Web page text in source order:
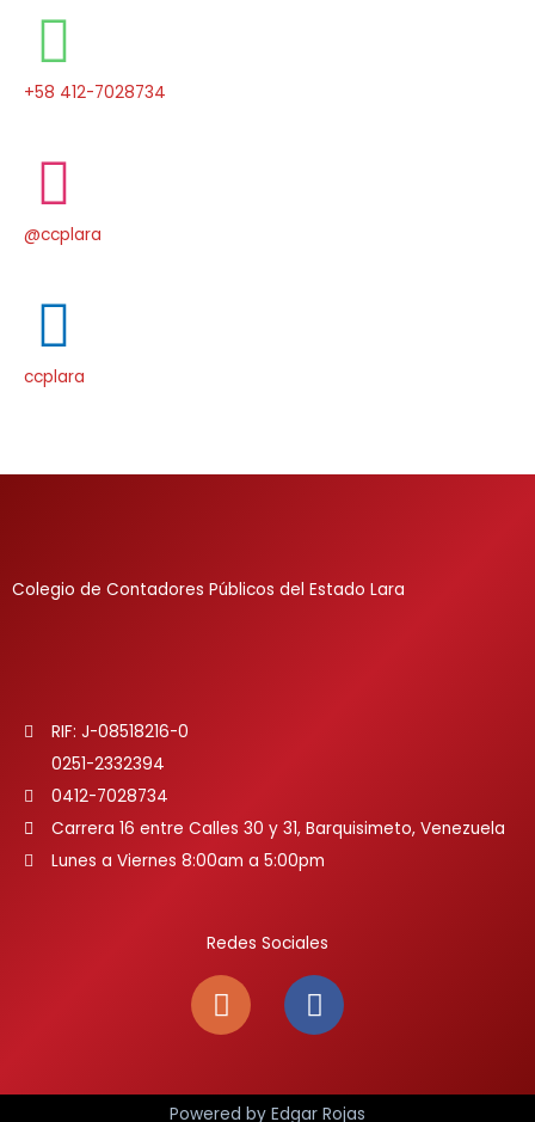
+58 412-7028734
@ccplara
ccplara
Colegio de Contadores Públicos del Estado Lara
RIF: J-08518216-0
0251-2332394
0412-7028734
Carrera 16 entre Calles 30 y 31, Barquisimeto, Venezuela
Lunes a Viernes 8:00am a 5:00pm
Redes Sociales
I
n
s
a
F
a
c
b
Powered by Edgar Rojas